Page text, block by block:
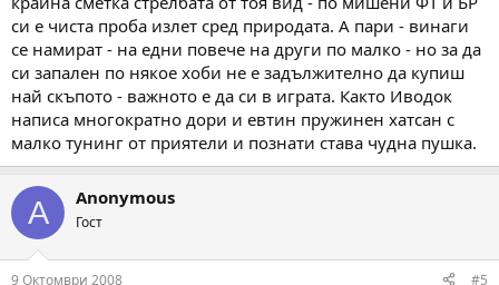
си е чиста проба излет сред природата. А пари - винаги
се намират - на едни повече на други по малко - но за да
си запален по някое хоби не е задължително да купиш
най скъпото - важното е да си в играта. Както Иводок
написа многократно дори и евтин пружинен хатсан с
малко тунинг от приятели и познати става чудна пушка.
A Anonymous
Гост
9 Октомври 2008 #5